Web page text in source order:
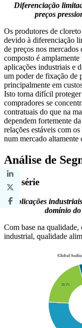
Diferenciação
preços
Os produtores de
devido à diferenciação
de preços nos
composto é
aplicações industriais e
um poder de fixação de
principalmente em
Isto torna difícil proteger
compradores se
contratuais do que na
dependem fortemente
relações estáveis ​​com
num mercado
Análise de
Por série
Aplicações
domínio
Com base na qualidade,
industrial, qualidade